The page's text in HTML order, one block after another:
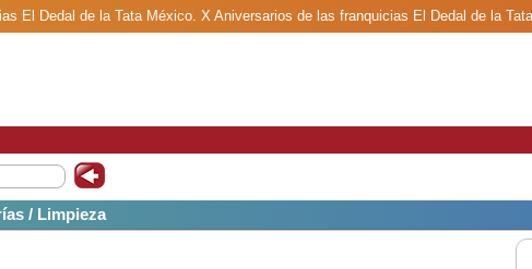
El Dedal de la Tata México. X Aniversarios de las franquicias El Dedal de la
/ Limpieza